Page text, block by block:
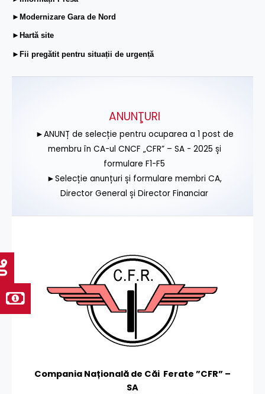
►Modernizare Gara de Nord
►Hartă site
►Fii pregătit pentru situații de urgență
ANUNŢURI
►ANUNȚ de selecție pentru ocuparea a 1 post de
membru în CA-ul CNCF „CFR” – SA - 2025 și
formulare F1-F5
►Selecție anunțuri și formulare membri CA,
Director General și Director Financiar
Compania Națională de Căi Ferate ”CFR” –
SA